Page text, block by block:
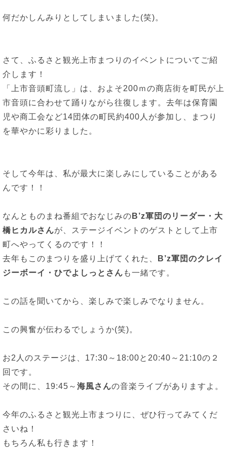
何だかしんみりとしてしまいました(笑)。
さて、ふるさと観光上市まつりのイベントについてご紹
介します！
「上市音頭町流し」は、およそ200ｍの商店街を町民が上
市音頭に合わせて踊りながら往復します。去年は保育園
児や商工会など14団体の町民約400人が参加し、まつり
を華やかに彩りました。
そして今年は、私が最大に楽しみにしていることがある
んです！！
なんとものまね番組でおなじみの B’z軍団のリーダー・大
橋ヒカルさんが、ステージイベントのゲストとして上市
町へやってくるのです！！
去年もこのまつりを盛り上げてくれた、
B’z軍団のクレイ
ジーボーイ・ひでよしっとさん も一緒です。
この話を聞いてから、楽しみで楽しみでなりません。
この興奮が伝わるでしょうか(笑)。
お2人のステージは、17:30～18:00と20:40～21:10の２
回です。
その間に、19:45～ 海風さんの音楽ライブがありますよ。
今年のふるさと観光上市まつりに、ぜひ行ってみてくだ
さいね！
もちろん私も行きます！